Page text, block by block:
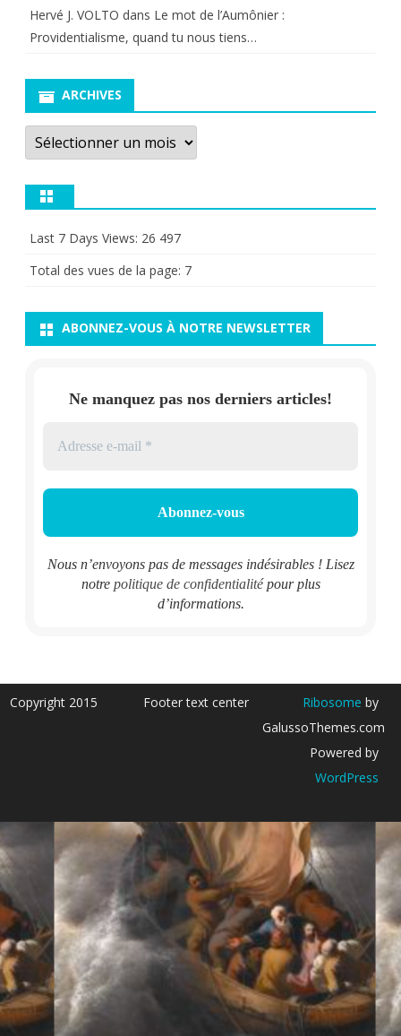
Hervé J. VOLTO dans Le mot de l’Aumônier :
Providentialisme, quand tu nous tiens…
ARCHIVES
Archives
Last 7 Days Views: 26 497
Total des vues de la page: 7
ABONNEZ-VOUS À NOTRE NEWSLETTER
Ne manquez pas nos derniers articles!
Nous n’envoyons pas de messages indésirables ! Lisez
notre politique de confidentialitépour plus
d’informations.
Copyright 2015 Footer text center Ribosome by
GalussoThemes.com
Powered by
WordPress